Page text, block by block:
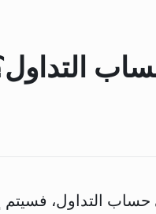
حساب التداول، فسيتم